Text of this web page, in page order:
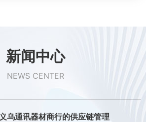
新闻中心
NEWS CENTER
义乌通讯器材商行的供应链管理